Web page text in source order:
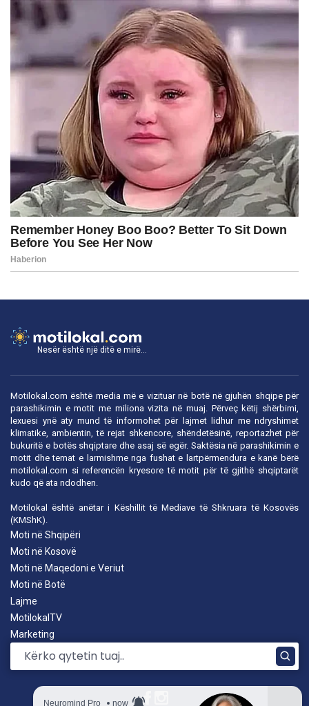
Nesër është një ditë e mirë...
Motilokal.com është media më e vizituar në botë në gjuhën shqipe për
parashikimin e motit me miliona vizita në muaj. Përveç këtij shërbimi,
lexuesi ynë aty mund të informohet për lajmet lidhur me ndryshimet
klimatike, ambientin, të rejat shkencore, shëndetësinë, reportazhet për
bukuritë e botës shqiptare dhe asaj së egër. Saktësia në parashikimin e
motit dhe temat e larmishme nga fushat e lartpërmendura e kanë bërë
motilokal.com si referencën kryesore të motit për të gjithë shqiptarët
kudo që ata ndodhen.
Motilokal është anëtar i Këshillit të Mediave të Shkruara të Kosovës
(KMShK).
Moti në Shqipëri
Moti në Kosovë
Moti në Maqedoni e Veriut
Moti në Botë
Lajme
MotilokalTV
Marketing